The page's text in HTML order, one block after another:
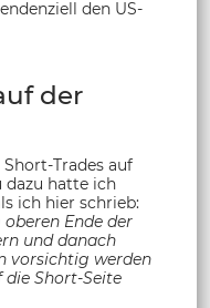
den US-
der
Trades auf
dazu hatte ich
ich hier schrieb:
Ende der
und danach
vorsichtig werden
Short-Seite